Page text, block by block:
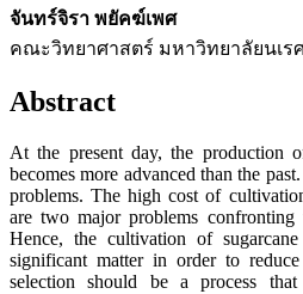
จันทร์จิรา พยัคฆ์เพศ
คณะวิทยาศาสตร์ มหาวิทยาลัยนเร
Abstract
At the present day, the production
becomes more advanced than the
problems. The high cost of
are two major problems confronting
Hence, the cultivation of
significant matter in order to
selection should be a process